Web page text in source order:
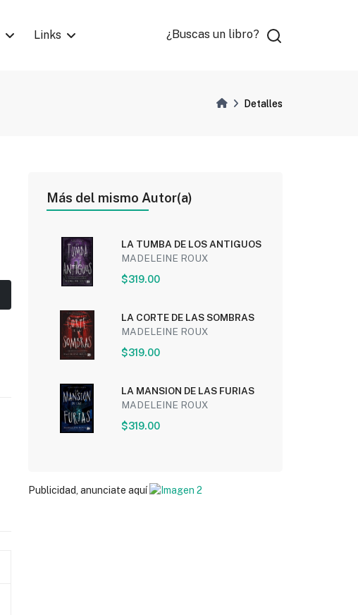
Links ¿Buscas un libro?
Detalles
Más del mismo Autor(a)
LA TUMBA DE LOS ANTIGUOS
MADELEINE ROUX
$319.00
LA CORTE DE LAS SOMBRAS
MADELEINE ROUX
$319.00
LA MANSION DE LAS FURIAS
MADELEINE ROUX
$319.00
Publicidad, anunciate aquí